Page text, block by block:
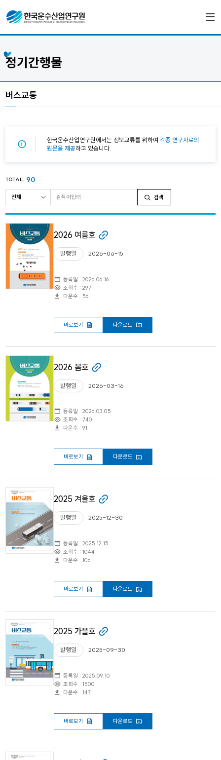
정기간행물
버스교통
한국운수산업연구원에서는 정보교류를 위하여 각종 연구자료의
원문을 제공하고 있습니다.
TOTAL. 90
검색
2026 여름호
발행일 2026-06-15
등록일 : 2026.06.16
조회수 : 297
다운수 : 56
바로보기 다운로드
2026 봄호
발행일 2026-03-16
등록일 : 2026.03.05
조회수 : 740
다운수 : 91
바로보기 다운로드
2025 겨울호
발행일 2025-12-30
등록일 : 2025.12.15
조회수 : 1044
다운수 : 106
바로보기 다운로드
2025 가을호
발행일 2025-09-30
등록일 : 2025.09.10
조회수 : 1500
다운수 : 147
바로보기 다운로드